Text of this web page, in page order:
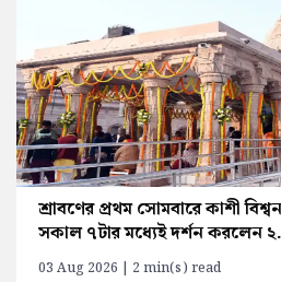
শ্রাবণের প্রথম সোমবারে কাশী
সকাল ৭টার মধ্যেই দর্শন করলেন
03 Aug 2026 | 2 min(s) read